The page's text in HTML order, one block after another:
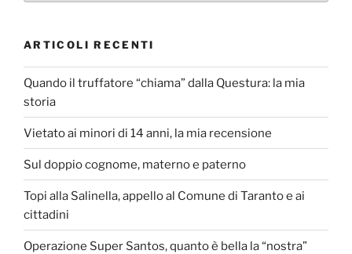
ARTICOLI RECENTI
Quando il truffatore “chiama” dalla Questura: la mia
storia
Vietato ai minori di 14 anni, la mia recensione
Sul doppio cognome, materno e paterno
Topi alla Salinella, appello al Comune di Taranto e ai
cittadini
Operazione Super Santos, quanto è bella la “nostra”